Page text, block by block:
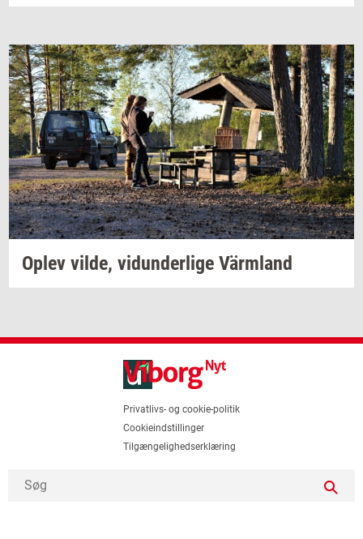
Oplev vilde, vi­dun­der­li­ge Värmland
Privatlivs- og cookie-politik
Cookieindstillinger
Tilgængelighedserklæring